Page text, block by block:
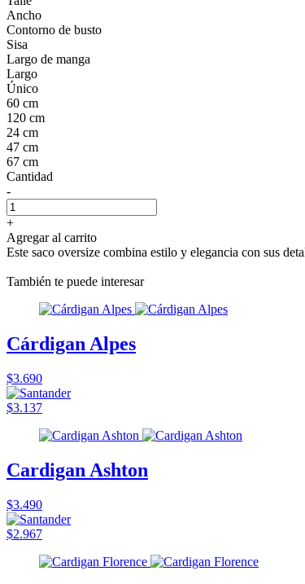
Ancho
Contorno de busto
Sisa
Largo de manga
Largo
Único
60 cm
120 cm
24 cm
47 cm
67 cm
Cantidad
-
+
Agregar al carrito
Este saco oversize combina estilo y elegancia con sus
También te puede interesar
Cárdigan Alpes
$3.690
$3.137
Cardigan Ashton
$3.490
$2.967